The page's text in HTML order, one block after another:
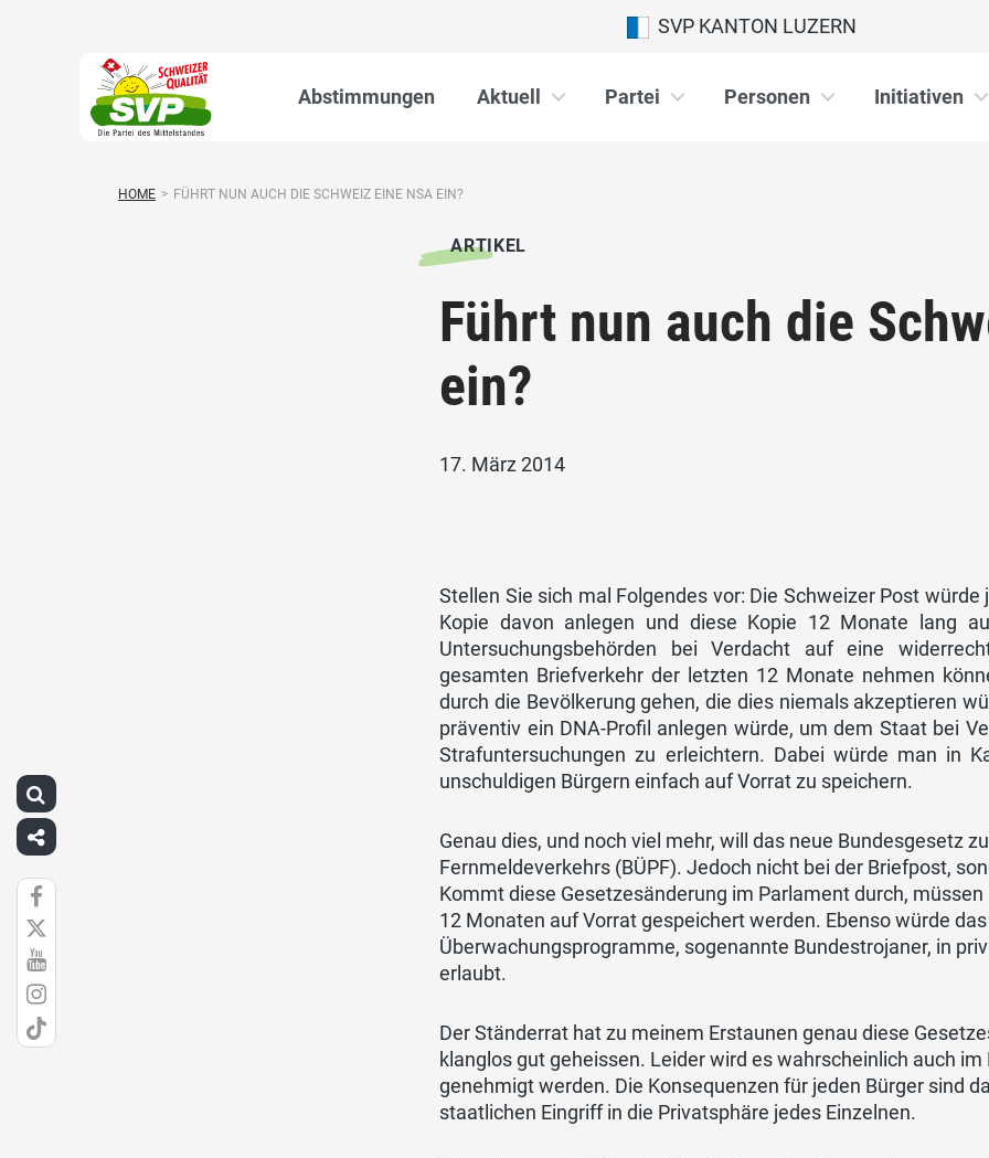
SVP KANTON LUZERN
Abstimmungen Aktuell Partei Personen Initiativen
HOME > FÜHRT NUN AUCH DIE SCHWEIZ EINE NSA EIN?
ARTIKEL
Führt nun auch die
ein?
17. März 2014
Stellen Sie sich mal Folgendes vor: Die Schweizer Post
Kopie davon anlegen und diese Kopie 12 Monate lang
Untersuchungsbehörden bei Verdacht auf eine
gesamten Briefverkehr der letzten 12 Monate nehmen
durch die Bevölkerung gehen, die dies niemals akzeptieren
präventiv ein DNA-Profil anlegen würde, um dem Staat bei
Strafuntersuchungen zu erleichtern. Dabei würde man in
unschuldigen Bürgern einfach auf Vorrat zu speichern.
Genau dies, und noch viel mehr, will das neue Bundesgesetz
Fernmeldeverkehrs (BÜPF). Jedoch nicht bei der Briefpost,
Kommt diese Gesetzesänderung im Parlament durch,
12 Monaten auf Vorrat gespeichert werden. Ebenso würde
Überwachungsprogramme, sogenannte Bundestrojaner, in
erlaubt.
Der Ständerrat hat zu meinem Erstaunen genau diese
klanglos gut geheissen. Leider wird es wahrscheinlich auch
genehmigt werden. Die Konsequenzen für jeden Bürger sind
staatlichen Eingriff in die Privatsphäre jedes Einzelnen.